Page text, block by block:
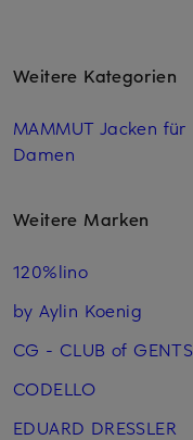
Weitere Kategorien
MAMMUT Jacken für
Damen
Weitere Marken
120%lino
by Aylin Koenig
CG - CLUB of GENTS
CODELLO
EDUARD DRESSLER